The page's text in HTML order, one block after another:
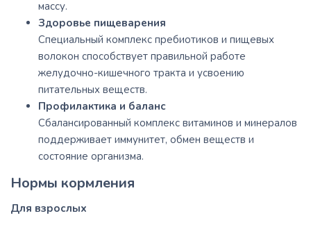
массу.
Здоровье пищеварения
Специальный комплекс пребиотиков и пищевых
волокон способствует правильной работе
желудочно-кишечного тракта и усвоению
питательных веществ.
Профилактика и баланс
Сбалансированный комплекс витаминов и минералов
поддерживает иммунитет, обмен веществ и
состояние организма.
Нормы кормления
Для взрослых